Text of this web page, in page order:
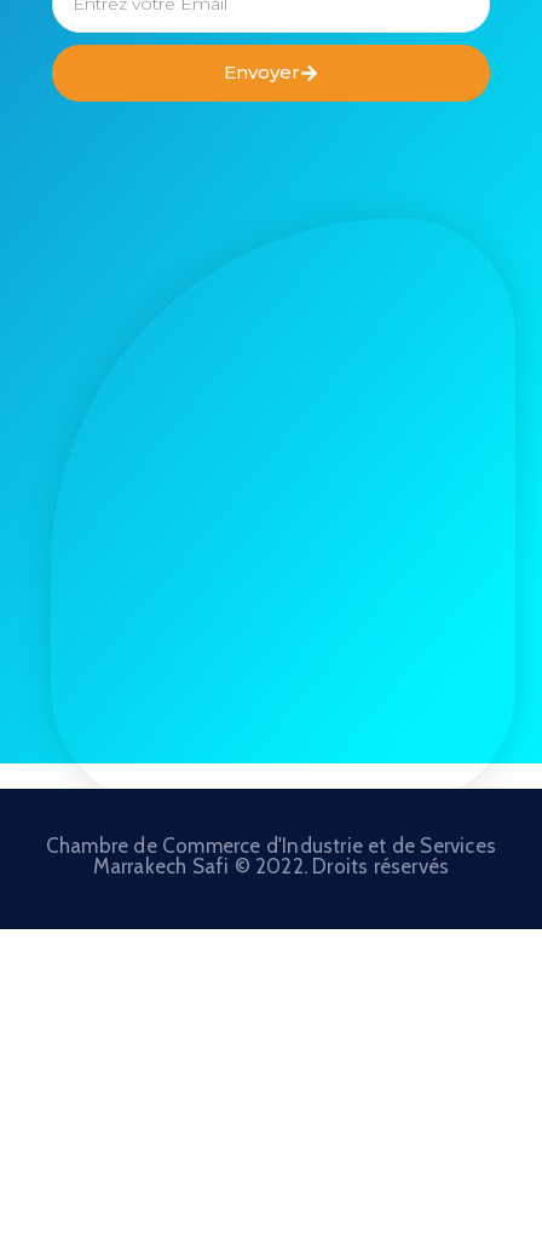
Envoyer
Chambre de Commerce d'Industrie et de Services
Marrakech Safi © 2022. Droits réservés